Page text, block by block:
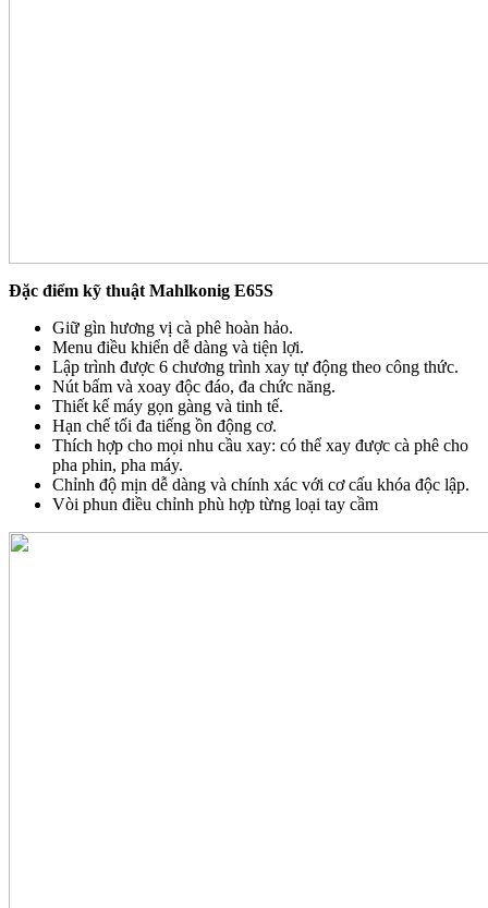
Đặc điểm kỹ thuật Mahlkonig E65S
Giữ gìn hương vị cà phê hoàn hảo.
Menu điều khiển dễ dàng và tiện lợi.
Lập trình được 6 chương trình xay tự động theo công thức.
Nút bấm và xoay độc đáo, đa chức năng.
Thiết kế máy gọn gàng và tinh tế.
Hạn chế tối đa tiếng ồn động cơ.
Thích hợp cho mọi nhu cầu xay: có thể xay được cà phê cho
pha phin, pha máy.
Chỉnh độ mịn dễ dàng và chính xác với cơ cấu khóa độc lập.
Vòi phun điều chỉnh phù hợp từng loại tay cầm